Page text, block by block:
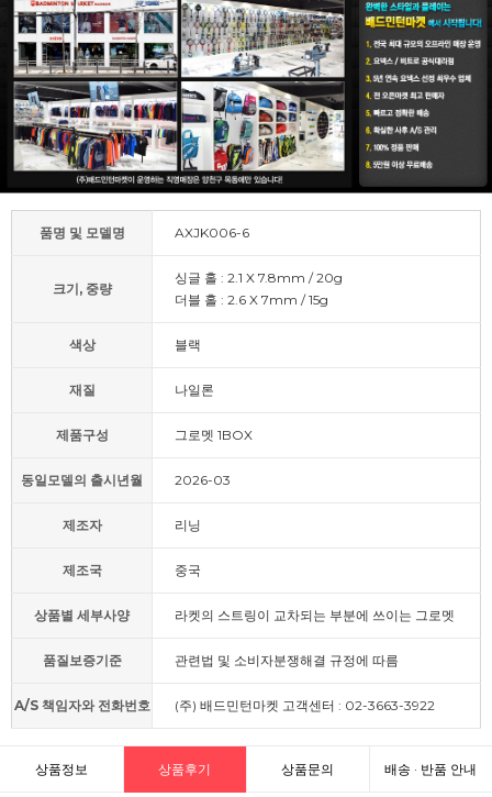
품명 및 모델명 AXJK006-6
크기, 중량
싱글 홀 : 2.1 X 7.8mm / 20g
더블 홀 : 2.6 X 7mm / 15g
색상 블랙
재질 나일론
제품구성 그로멧 1BOX
동일모델의 출시년월 2026-03
제조자 리닝
제조국 중국
상품별 세부사양 라켓의 스트링이 교차되는 부분에 쓰이는 그로멧
품질보증기준 관련법 및 소비자분쟁해결 규정에 따름
A/S 책임자와 전화번호 (주) 배드민턴마켓 고객센터 : 02-3663-3922
상품정보 상품후기 상품문의 배송 · 반품 안내